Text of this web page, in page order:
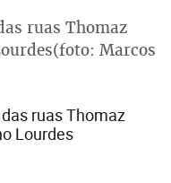
ruas Thomaz
Lourdes